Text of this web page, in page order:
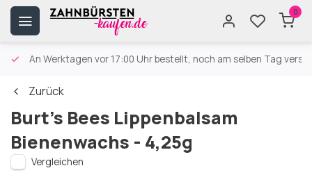
0
An Werktagen vor 17:00 Uhr bestellt, noch am selben Tag
Zurück
Burt’s Bees Lippenbalsam
Bienenwachs - 4,25g
Vergleichen